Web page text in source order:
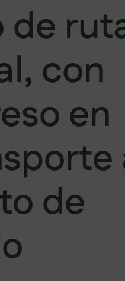
de
con
en
de